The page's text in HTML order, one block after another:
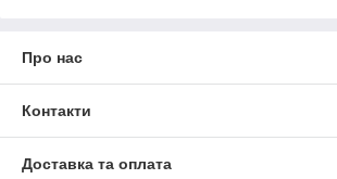
Про нас
Контакти
Доставка та оплата